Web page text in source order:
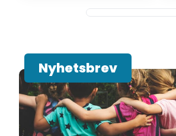
Nyhetsbrev